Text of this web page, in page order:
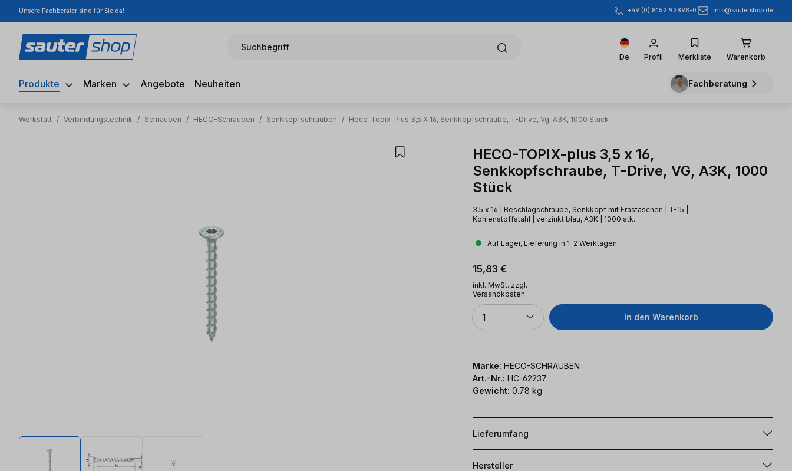
Hauptinhalt springen
Zur Suche springen
Zur Hauptnavigation springen
Unsere Fachberater sind für Sie da! +49 (0) 8152 92898-0 info@sautershop.de
Suchbegriff
De Profil Merkliste Warenkorb
Produkte Marken Angebote Neuheiten Fachberatung
Werkstatt / Verbindungstechnik / Schrauben / HECO-Schrauben / Senkkopfschrauben / Heco-Topix-Plus 3,5 X 16, Senkkopfschraube, T-Drive, Vg, A3K, 1000 Stück
HECO-TOPIX-plus 3,5 x 16,
Senkkopfschraube, T-Drive, VG, A3K, 1000
Stück
3,5 x 16 | Beschlagschraube, Senkkopf mit Frästaschen | T-15 |
Kohlenstoffstahl | verzinkt blau, A3K | 1000 stk.
Auf Lager, Lieferung in 1-2 Werktagen
Regulärer Preis:
15,83 €
inkl. MwSt. zzgl.
Versandkosten
Anzahl
1 In den Warenkorb
Marke: HECO-SCHRAUBEN
Art.-Nr.: HC-62237
Gewicht: 0.78 kg
Lieferumfang
Hersteller